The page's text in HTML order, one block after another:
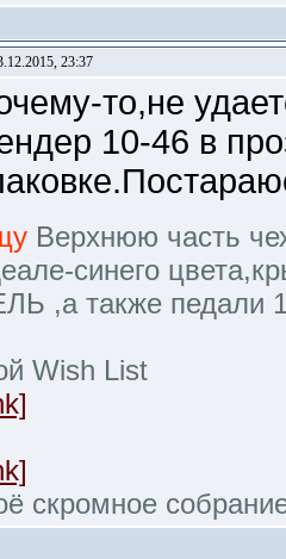
23:37
то,не
10-46 в
Верхнюю часть
синего
,а также педали
Wish List
скромное